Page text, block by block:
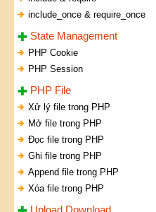
include_once & require_once
State Management
PHP Cookie
PHP Session
PHP File
Xử lý file trong PHP
Mở file trong PHP
Đọc file trong PHP
Ghi file trong PHP
Append file trong PHP
Xóa file trong PHP
Upload Download